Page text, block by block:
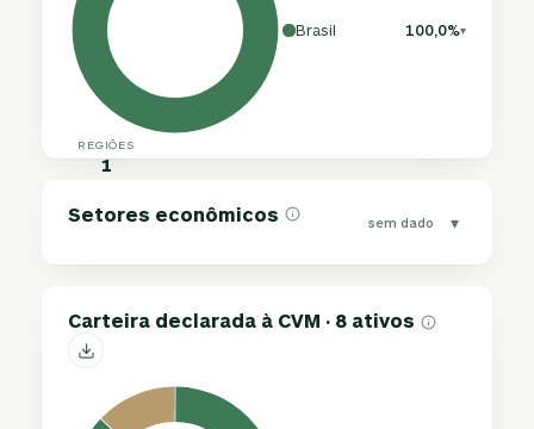
REGIÕES
1
Brasil 100,0%▾
Setores econômicos sem dado ▾
Carteira declarada à CVM · 8 ativos